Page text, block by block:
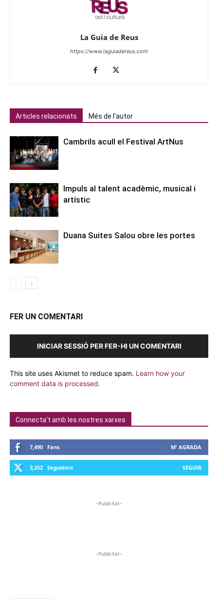
La Guia de Reus
https://www.laguiadereus.com
Articles relacionats Més de l'autor
Cambrils acull el Festival ArtNus
Impuls al talent acadèmic, musical i
artístic
Duana Suites Salou obre les portes
FER UN COMENTARI
INICIAR SESSIÓ PER FER-HI UN COMENTARI
This site uses Akismet to reduce spam. Learn how your
comment data is processed.
Connecta't amb les nostres xarxes
7,490 Fans M' AGRADA
3,252 Seguidors SEGUIR
-Publicitat-
-Publicitat-